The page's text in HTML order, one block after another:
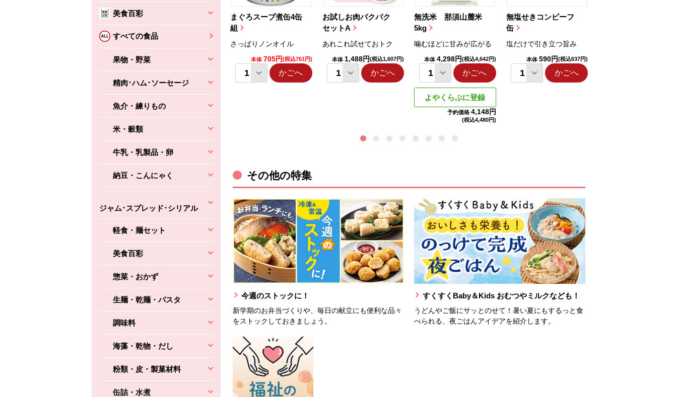
美食百彩
すべての食品
果物・野菜
精肉･ハム･ソーセージ
魚介・練りもの
米・穀類
牛乳・乳製品・卵
納豆・こんにゃく
ジャム･スプレッド･シリアル
軽食・麺セット
美食百彩
惣菜・おかず
生麺・乾麺・パスタ
調味料
海藻・乾物・だし
粉類・皮・製菓材料
缶詰・水煮
まぐろスープ煮缶4缶
組
さっぱりノンオイル
本体 705円(税込761円)
かごへ
お試しお肉パクパク
セットA
あれこれ試せておトク
本体 1,488円(税込1,607円)
かごへ
無洗米 那須山麓米
5kg
噛むほどに甘みが広がる
本体 4,298円(税込4,642円)
かごへ
よやくらぶに登録
予約価格 4,148円
(税込4,480円)
無塩せきコンビーフ
缶
塩だけで引き立つ旨み
本体 590円(税込637円)
かごへ
ちょこっと揚げ（香
えびの風味がぶわっ！
(税込356円)
かごへ
バルサミコ
コク深くフルーティー
本体2,160円(税込2,333円)
かごへ
その他の特集
今週のストックに！
新学期のお弁当づくりや、毎日の献立にも便利な品々
をストックしておきましょう。
すくすくBaby＆Kids おむつやミルクなども！
うどんやご飯にサッとのせて！暑い夏にもするっと食
べられる、夜ごはんアイデアを紹介します。